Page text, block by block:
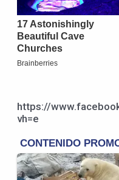
https://
vh=e